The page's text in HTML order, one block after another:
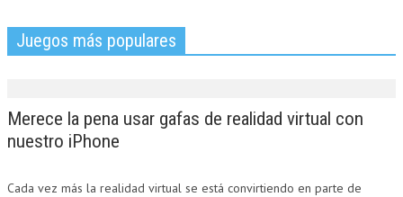
Juegos más populares
Merece la pena usar gafas de realidad virtual con
nuestro iPhone
Cada vez más la realidad virtual se está convirtiendo en parte de